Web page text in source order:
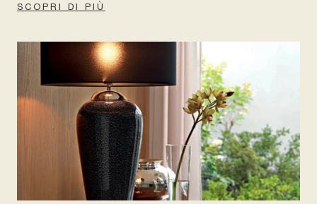
SCOPRI DI PIÙ